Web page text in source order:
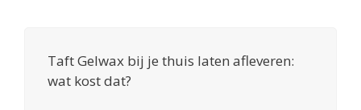
Taft Gelwax bij je thuis laten afleveren:
wat kost dat?